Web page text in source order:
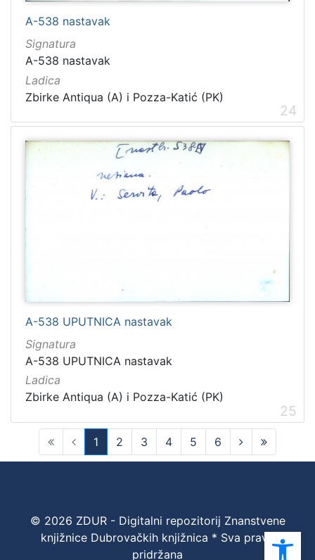
A-538 nastavak
Signatura
A-538 nastavak
Ladica
Zbirke Antiqua (A) i Pozza-Katić (PK)
24
A-538 UPUTNICA nastavak
Signatura
A-538 UPUTNICA nastavak
Ladica
Zbirke Antiqua (A) i Pozza-Katić (PK)
25
1
(current)
2 3 4 5 6
© 2026 ZDUR - Digitalni repozitorij Znanstvene
knjižnice Dubrovačkih knjižnica * Sva prava
pridržana